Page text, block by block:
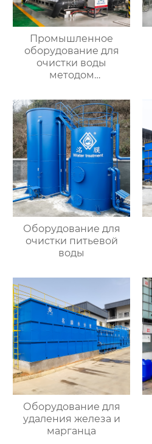
Промышленное
оборудование для
очистки воды
методом
Оборудование для
очистки питьевой
воды
Оборудование для
удаления железа и
марганца